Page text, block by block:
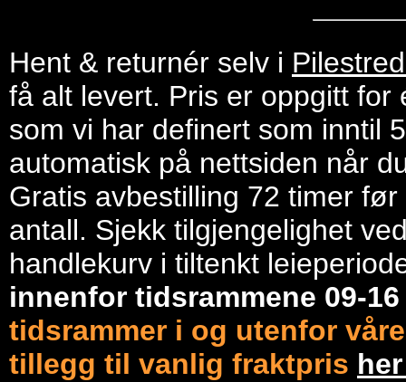
Hent & returnér selv i
få alt levert. Pris er oppgitt
som vi har definert som inntil
automatisk på nettsiden når
Gratis avbestilling 72 timer
antall. Sjekk tilgjengelighet
handlekurv i tiltenkt
innenfor tidsrammene 09-
tidsrammer i og utenfor
tillegg til vanlig fraktpris